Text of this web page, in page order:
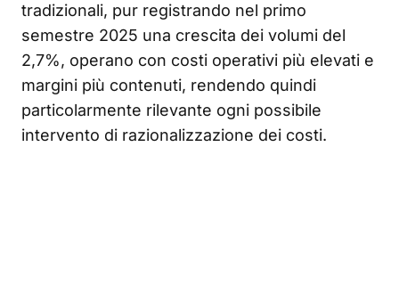
tradizionali, pur registrando nel primo
semestre 2025 una crescita dei volumi del
2,7%, operano con costi operativi più elevati e
margini più contenuti, rendendo quindi
particolarmente rilevante ogni possibile
intervento di razionalizzazione dei costi.